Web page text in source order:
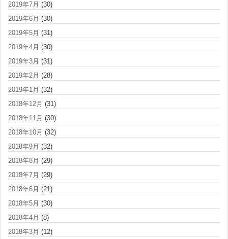
2019年7月 (30)
2019年6月 (30)
2019年5月 (31)
2019年4月 (30)
2019年3月 (31)
2019年2月 (28)
2019年1月 (32)
2018年12月 (31)
2018年11月 (30)
2018年10月 (32)
2018年9月 (32)
2018年8月 (29)
2018年7月 (29)
2018年6月 (21)
2018年5月 (30)
2018年4月 (8)
2018年3月 (12)